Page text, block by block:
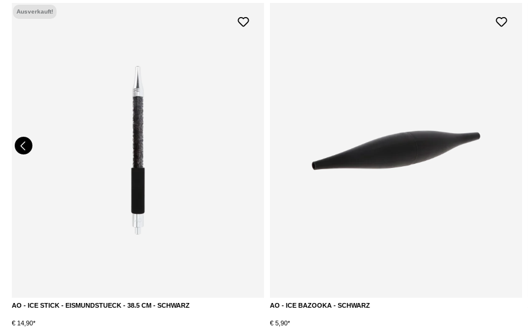
Ausverkauft!
AO - ICE STICK - EISMUNDSTUECK - 38.5 CM - SCHWARZ
€ 14,90*
DETAILS
AO - ICE BAZOOKA - SCHWARZ
€ 5,90*